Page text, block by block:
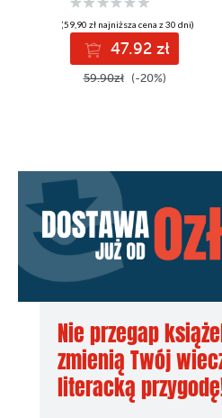
kulinarnej -
pożywienie
codzienne, cz. 1:
Województwa:
śląskie, opolskie i
(59,90 zł najniższa cena z 30 dni)
47.92 zł
59.90zł (-20%)
Nie przegap
zmienią Twój
literacką